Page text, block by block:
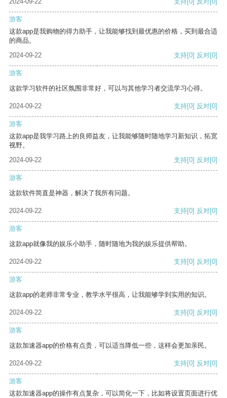
游客
这款app是我购物的得力助手，让我能够找到最优惠的价格，买到最合适
的商品。
2024-09-22
支持[0] 反对[0]
游客
这款学习软件的社区氛围非常好，可以与其他学习者交流学习心得。
2024-09-22 支持[0] 反对[0]
游客
这款app是我学习路上的良师益友，让我能够随时随地学习新知识，拓宽
视野。
2024-09-22
支持[0] 反对[0]
游客
这款软件简直是神器，解决了我所有问题。
2024-09-22 支持[0] 反对[0]
游客
这款app就像我的娱乐小助手，随时随地为我的娱乐提供帮助。
2024-09-22 支持[0] 反对[0]
游客
这款app的老师非常专业，教学水平很高，让我能够学到实用的知识。
2024-09-22 支持[0] 反对[0]
游客
这款加速器app的价格有点贵，可以适当降低一些，这样会更加亲民。
2024-09-22 支持[0] 反对[0]
游客
这款加速器app的操作有点复杂，可以简化一下，比如将设置页面进行优